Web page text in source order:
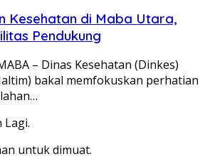
Kesehatan di Maba Utara,
Pendukung
– Dinas Kesehatan (Dinkes)
bakal memfokuskan perhatian
Lagi.
untuk dimuat.